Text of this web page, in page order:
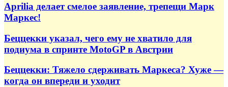
Aprilia делает смелое заявление, трепещи Марк
Маркес!
Беццекки указал, чего ему не хватило для
подиума в спринте MotoGP в Австрии
Беццекки: Тяжело сдерживать Маркеса? Хуже —
когда он впереди и уходит